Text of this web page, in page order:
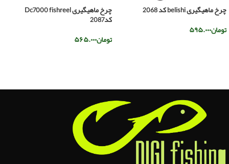
چرخ ماهیگیری belishi کد 2068
تومان۵۹۵.۰۰۰
چرخ ماهیگیری Dc7000 fishreel
کد2087
تومان۵۶۵.۰۰۰